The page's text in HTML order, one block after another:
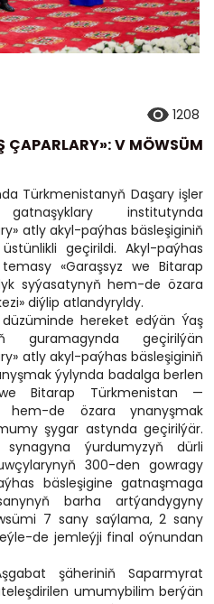
1208
ÇAPARLARY»: V MÖWSÜM
Türkmenistanyň Daşary işler
institutynda
atly akyl-paýhas bäsleşiginiň
geçirildi. Akyl-paýhas
«Garaşsyz we Bitarap
syýasatynyň hem-de özara
diýlip atlandyryldy.
hereket edýän Ýaş
guramagynda geçirilýän
atly akyl-paýhas bäsleşiginiň
ýylynda badalga berlen
Bitarap Türkmenistan —
hem-de özara ynanyşmak
şygar astynda geçirilýär.
ýurdumyzyň dürli
300-den gowragy
bäsleşigine gatnaşmaga
barha artýandygyny
7 sany saýlama, 2 sany
de jemleýji final oýnundan
şäheriniň Saparmyrat
umumybilim berýän